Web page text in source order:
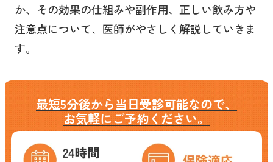
か、その効果の仕組みや副作用、正しい飲み方や
注意点について、医師がやさしく解説していきま
す。
最短5分後から当日受診可能なので、
お気軽にご予約ください。